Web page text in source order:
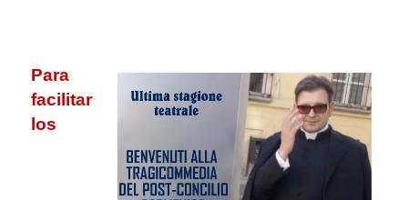
Para
facilitar
los